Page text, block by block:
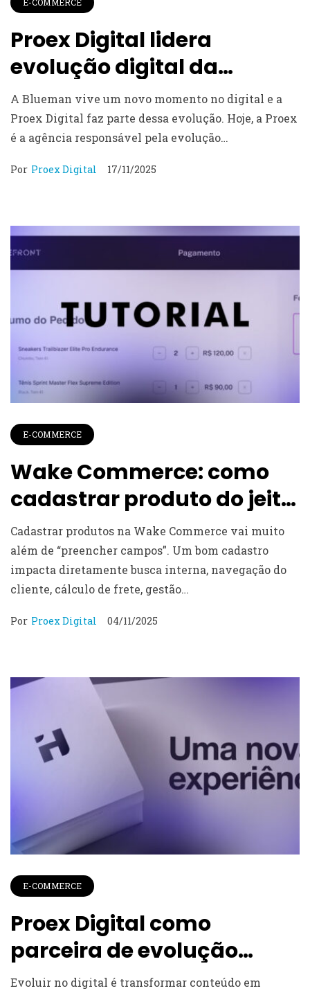
Proex Digital lidera
evolução digital da
Blueman na Wake
A Blueman vive um novo momento no digital e a
Proex Digital faz parte dessa evolução. Hoje, a Proex
é a agência responsável pela evolução…
Por Proex Digital 17/11/2025
E-COMMERCE
Wake Commerce: como
cadastrar produto do jeito
certo (com variantes,
estoque, preços e SEO)
Cadastrar produtos na Wake Commerce vai muito
além de “preencher campos”. Um bom cadastro
impacta diretamente busca interna, navegação do
cliente, cálculo de frete, gestão…
Por Proex Digital 04/11/2025
E-COMMERCE
Proex Digital como
parceira de evolução
contínua na Editora H1
Evoluir no digital é transformar conteúdo em